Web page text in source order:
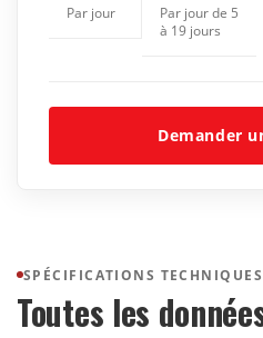
Par jour
Par jour de 5
à 19 jours
Demander
SPÉCIFICATIONS TECHNIQUES
Toutes les